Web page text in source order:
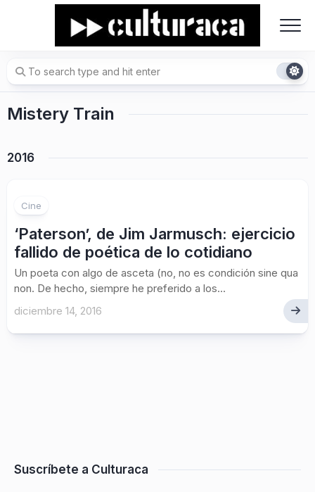
Mistery Train
2016
Cine
‘Paterson’, de Jim Jarmusch: ejercicio
fallido de poética de lo cotidiano
Un poeta con algo de asceta (no, no es condición sine qua
non. De hecho, siempre he preferido a los...
diciembre 14, 2016
Suscríbete a Culturaca